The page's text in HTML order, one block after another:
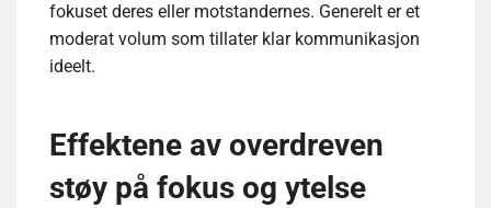
fokuset deres eller motstandernes. Generelt er et
moderat volum som tillater klar kommunikasjon
ideelt.
Effektene av overdreven
støy på fokus og ytelse